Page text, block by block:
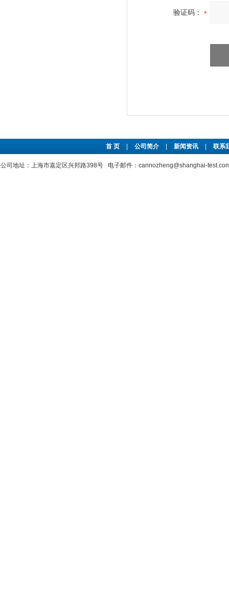
验证码：
首 页 公司简介 新闻资讯 联系
公司地址：上海市嘉定区兴邦路398号 电子邮件：cannozheng@shanghai-